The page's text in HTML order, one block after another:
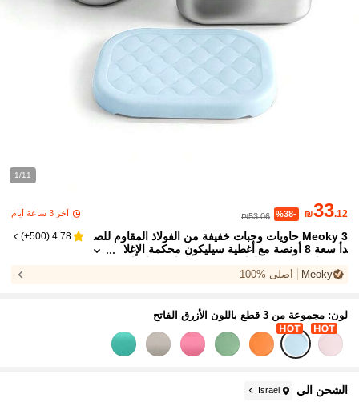
1/11
₪33.12
%38-
₪53.06 آخر 3 ساعة أيام
Meoky 3 حاويات وجبات خفيفة من الفولاذ المقاوم للص
دأ سعة 8 أونصة مع أغطية سيليكون محكمة الإغلا
ناديق غداء معدنية للوجبات الخفيفة والتحضير والسفر وال
4.78
(
500+
)
Meoky أصلي %100
لون: مجموعة من 3 قطع باللون الأزرق الفاتح
الشحن الي Israel